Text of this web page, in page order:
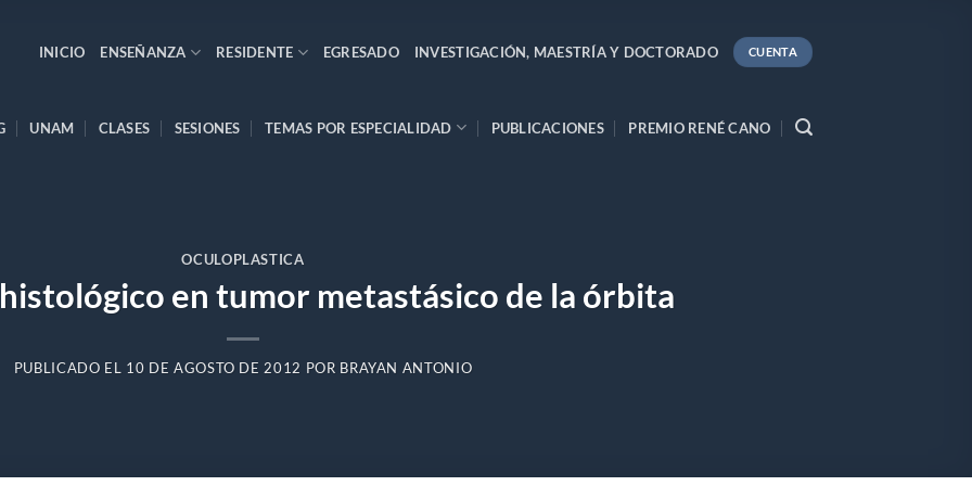
INICIO ENSEÑANZA RESIDENTE EGRESADO INVESTIGACIÓN, MAESTRÍA Y DOCTORADO CUENTA
UNAM CLASES SESIONES TEMAS POR ESPECIALIDAD PUBLICACIONES PREMIO RENÉ CANO
OCULOPLASTICA
en tumor metastásico de la órbita
PUBLICADO EL 10 DE AGOSTO DE 2012 POR BRAYAN ANTONIO